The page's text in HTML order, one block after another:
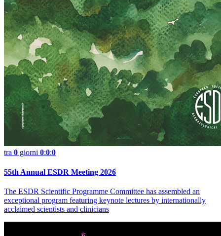
tra 0 giorni 0:0:0
55th Annual ESDR Meeting 2026
The ESDR Scientific Programme Committee has assembled an
exceptional program featuring keynote lectures by internationally
acclaimed scientists and clinicians